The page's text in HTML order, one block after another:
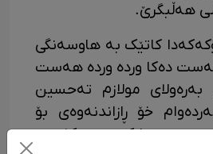
هەڵبگرێ.
کاتێک بە هاوسەنگی
دەکا وردە وردە هەست
مولازم تەحسین
خۆ ڕازاندنەوەی بۆ
و سازکردنی کفتەی